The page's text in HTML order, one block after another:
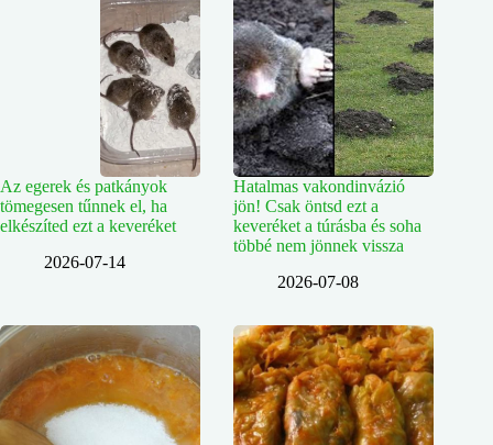
Az egerek és patkányok
tömegesen tűnnek el, ha
elkészíted ezt a keveréket
2026-07-14
Hatalmas vakondinvázió
jön! Csak öntsd ezt a
keveréket a túrásba és soha
többé nem jönnek vissza
2026-07-08